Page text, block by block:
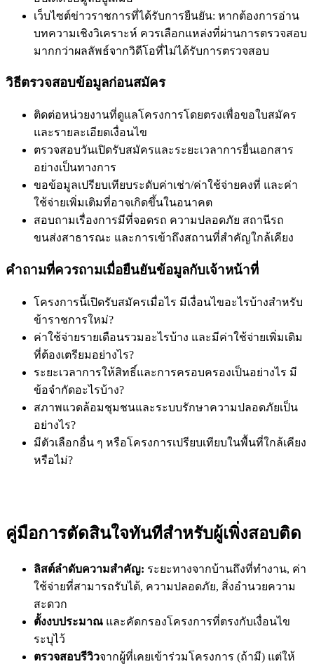
เว็บไซต์ข่าวราชการที่ได้รับการยืนยัน: หากต้องการอ่าน
บทความเชิงวิเคราะห์ ควรเลือกแหล่งที่ผ่านการตรวจสอบ
มากกว่าผลลัพธ์จากวิดีโอที่ไม่ได้รับการตรวจสอบ
วิธีตรวจสอบข้อมูลก่อนสมัคร
ติดต่อหน่วยงานที่ดูแลโครงการโดยตรงเพื่อขอใบสมัคร
และรายละเอียดเงื่อนไข
ตรวจสอบวันเปิดรับสมัครและระยะเวลาการยื่นเอกสาร
อย่างเป็นทางการ
ขอข้อมูลเปรียบเทียบระดับค่าเช่า/ค่าใช้จ่ายคงที่ และค่า
ใช้จ่ายเพิ่มเติมที่อาจเกิดขึ้นในอนาคต
สอบถามเรื่องการมีที่จอดรถ ความปลอดภัย สถานีรถ
ขนส่งสาธารณะ และการเข้าถึงสถานที่สำคัญใกล้เคียง
คำถามที่ควรถามเมื่อยืนยันข้อมูลกับเจ้าหน้าที่
โครงการนี้เปิดรับสมัครเมื่อไร มีเงื่อนไขอะไรบ้างสำหรับ
ข้าราชการใหม่?
ค่าใช้จ่ายรายเดือนรวมอะไรบ้าง และมีค่าใช้จ่ายเพิ่มเติม
ที่ต้องเตรียมอย่างไร?
ระยะเวลาการให้สิทธิ์และการครอบครองเป็นอย่างไร มี
ข้อจำกัดอะไรบ้าง?
สภาพแวดล้อมชุมชนและระบบรักษาความปลอดภัยเป็น
อย่างไร?
มีตัวเลือกอื่น ๆ หรือโครงการเปรียบเทียบในพื้นที่ใกล้เคียง
หรือไม่?
คู่มือการตัดสินใจทันทีสำหรับผู้เพิ่งสอบติด
ลิสต์ลำดับความสำคัญ: ระยะทางจากบ้านถึงที่ทำงาน, ค่า
ใช้จ่ายที่สามารถรับได้, ความปลอดภัย, สิ่งอำนวยความ
สะดวก
ตั้งงบประมาณ และคัดกรองโครงการที่ตรงกับเงื่อนไข
ระบุไว้
ตรวจสอบรีวิวจากผู้ที่เคยเข้าร่วมโครงการ (ถ้ามี) แต่ให้